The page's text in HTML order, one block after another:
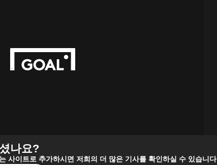
나요?
사이트로 추가하시면 저희의 더 많은 기사를 확인하실 수 있습니다